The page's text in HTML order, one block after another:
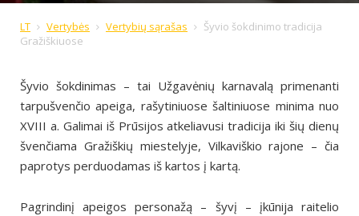
LT Vertybės Vertybių sąrašas
Šyvio šokdinimo tradicija
Gražiškiuose
Šyvio šokdinimas – tai Užgavėnių karnavalą primenanti
tarpušvenčio apeiga, rašytiniuose šaltiniuose minima nuo
XVIII a. Galimai iš Prūsijos atkeliavusi tradicija iki šių dienų
švenčiama Gražiškių miestelyje, Vilkaviškio rajone – čia
paprotys perduodamas iš kartos į kartą.
Pagrindinį apeigos personažą – šyvį – įkūnija raitelio